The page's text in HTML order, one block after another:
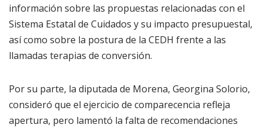
información sobre las propuestas relacionadas con el
Sistema Estatal de Cuidados y su impacto presupuestal,
así como sobre la postura de la CEDH frente a las
llamadas terapias de conversión.
Por su parte, la diputada de Morena, Georgina Solorio,
consideró que el ejercicio de comparecencia refleja
apertura, pero lamentó la falta de recomendaciones